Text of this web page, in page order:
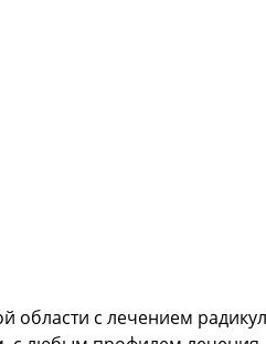
области с лечением